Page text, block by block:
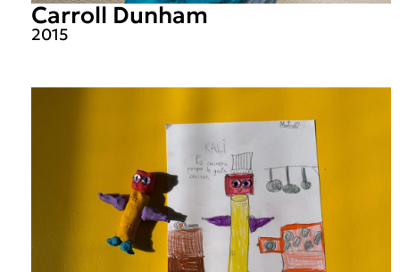
Carroll Dunham
2015